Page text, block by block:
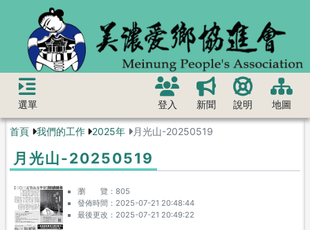
選單 登入 新聞 說明 地圖
首頁 我們的工作 2025年 月光山-20250519
月光山-20250519
瀏 覽
805
發佈時間
2025-07-21 20:48:44
最後更改
2025-07-21 20:49:22